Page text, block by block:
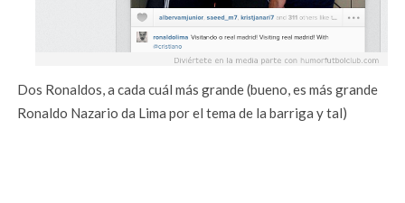
Dos Ronaldos, a cada cuál más grande (bueno, es más grande
Ronaldo Nazario da Lima por el tema de la barriga y tal)